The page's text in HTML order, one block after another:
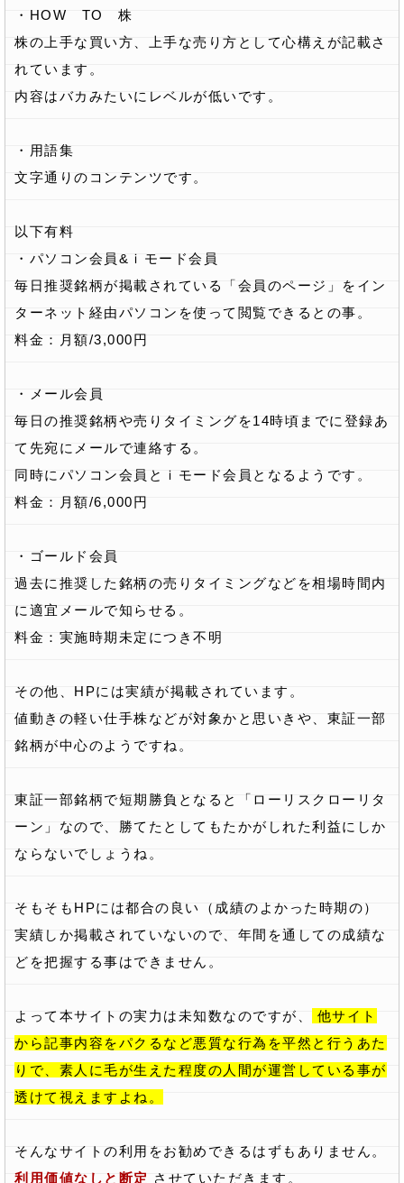
・HOW TO 株
株の上手な買い方、上手な売り方として心構えが記載さ
れています。
内容はバカみたいにレベルが低いです。
・用語集
文字通りのコンテンツです。
以下有料
・パソコン会員&ｉモード会員
毎日推奨銘柄が掲載されている「会員のページ」をイン
ターネット経由パソコンを使って閲覧できるとの事。
料金：月額/3,000円
・メール会員
毎日の推奨銘柄や売りタイミングを14時頃までに登録あ
て先宛にメールで連絡する。
同時にパソコン会員とｉモード会員となるようです。
料金：月額/6,000円
・ゴールド会員
過去に推奨した銘柄の売りタイミングなどを相場時間内
に適宜メールで知らせる。
料金：実施時期未定につき不明
その他、HPには実績が掲載されています。
値動きの軽い仕手株などが対象かと思いきや、東証一部
銘柄が中心のようですね。
東証一部銘柄で短期勝負となると「ローリスクローリタ
ーン」なので、勝てたとしてもたかがしれた利益にしか
ならないでしょうね。
そもそもHPには都合の良い（成績のよかった時期の）
実績しか掲載されていないので、年間を通しての成績な
どを把握する事はできません。
よって本サイトの実力は未知数なのですが、
他サイト
から記事内容をパクるなど悪質な行為を平然と行うあた
りで、素人に毛が生えた程度の人間が運営している事が
透けて視えますよね。
そんなサイトの利用をお勧めできるはずもありません。
利用価値なしと断定 させていただきます。